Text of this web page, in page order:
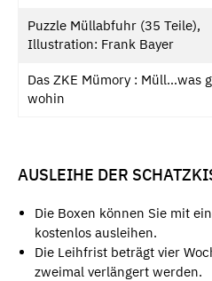
Puzzle Müllabfuhr (35 Teile),
Illustration: Frank Bayer
Das ZKE Mümory : Müll…was
wohin
AUSLEIHE DER
Die Boxen können Sie mit
kostenlos ausleihen.
Die Leihfrist beträgt vier
zweimal verlängert werden.